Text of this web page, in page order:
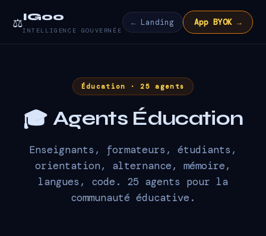
⚖️IG00
INTELLIGENCE GOUVERNÉE
← Landing App BYOK →
Éducation · 25 agents
🎓 Agents Éducation
Enseignants, formateurs, étudiants,
orientation, alternance, mémoire,
langues, code. 25 agents pour la
communauté éducative.